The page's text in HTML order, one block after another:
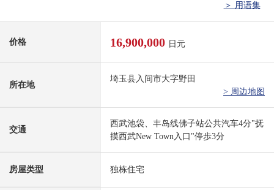
＞ 用语集
价格 16,900,000 日元
所在地
埼玉县入间市大字野田
> 周边地图
交通
西武池袋、丰岛线佛子站公共汽车4分"抚
摸西武New Town入口"停歩3分
房屋类型 独栋住宅